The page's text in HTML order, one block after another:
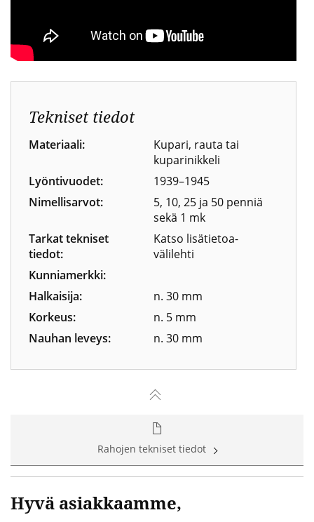
Tekniset tiedot
Materiaali:
Kupari, rauta tai
kuparinikkeli
Lyöntivuodet:
1939–1945
Nimellisarvot:
5, 10, 25 ja 50 penniä
sekä 1 mk
Tarkat tekniset
tiedot:
Katso lisätietoa-
välilehti
Kunniamerkki:
Halkaisija:
n. 30 mm
Korkeus:
n. 5 mm
Nauhan leveys:
n. 30 mm
Rahojen tekniset tiedot
Hyvä asiakkaamme,